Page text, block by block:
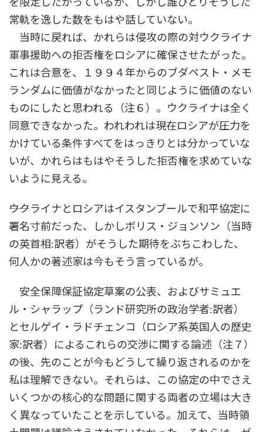
常軌を逸した数をもはや話していない。
当時に戻れば、かれらは侵攻の際の対ウクライナ
軍事援助への拒否権をロシアに確保させたがった。
これは合意を、１９９４年からのブダペスト・メモ
ランダムに価値がなかったと同じように価値のない
ものにしたと思われる（注６）。ウクライナは全く
同意できなかった。われわれは現在ロシアが圧力を
かけている条件すべてをはっきりとは分かっていな
いが、かれらはもはやそうした拒否権を求めていな
いように見える。
――ウクライナとロシアはイスタンブールで和平協定に
署名寸前だった、しかしボリス・ジョンソン（当時
の英首相:訳者）がそうした期待をぶちこわした、
何人かの著述家は今もそう言っているが。
安全保障保証協定草案の公表、およびサミュエ
ル・シャラップ（ランド研究所の政治学者:訳者）
とセルゲイ・ラドチェンコ（ロシア系英国人の歴史
家:訳者）によるこれらの交渉に関する論述（注７）
の後、先のことが今もどうして繰り返されるのかを
私は理解できない。それらは、この協定の中でさえ
いくつかの核心的な問題に関する両者の立場は大き
く異なっていたことを示している。加えて、当時領